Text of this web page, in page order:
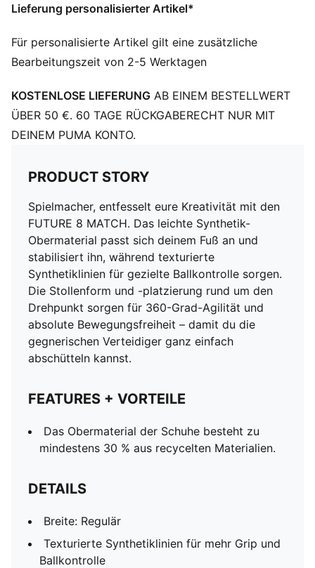
Schaftkonstruktion für verbesserte Passform, Komfort
Absatzart: Flach
Futter: Textil
Stabilität
Oberfläche: geeignet für festen Boden und Kunstrasen
(Firm Ground/Artificial Ground)
360-Grad-Beweglichkeit auf harten Naturböden und
Kunstrasen
PUMA Teenager: Empfohlen für ältere Kinder und
Teenager zwischen 8 und 16 Jahren
Lieferung personalisierter Artikel*
Für personalisierte Artikel gilt eine zusätzliche
Bearbeitungszeit von 2-5 Werktagen
KOSTENLOSE LIEFERUNG AB EINEM BESTELLWERT
ÜBER 50 €. 60 TAGE RÜCKGABERECHT NUR MIT
DEINEM PUMA KONTO.
PRODUCT STORY
Spielmacher, entfesselt eure Kreativität mit den
FUTURE 8 MATCH. Das leichte Synthetik-
Obermaterial passt sich deinem Fuß an und
stabilisiert ihn, während texturierte
Synthetiklinien für gezielte Ballkontrolle sorgen.
Die Stollenform und -platzierung rund um den
Drehpunkt sorgen für 360-Grad-Agilität und
absolute Bewegungsfreiheit – damit du die
gegnerischen Verteidiger ganz einfach
abschütteln kannst.
FEATURES + VORTEILE
Das Obermaterial der Schuhe besteht zu
mindestens 30 % aus recycelten Materialien.
DETAILS
Breite: Regulär
Texturierte Synthetiklinien für mehr Grip und
Ballkontrolle